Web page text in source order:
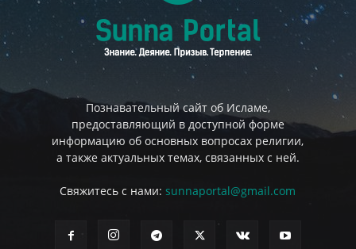
Познавательный сайт об Исламе,
предоставляющий в доступной форме
информацию об основных вопросах религии,
а также актуальных темах, связанных с ней.
Свяжитесь с нами: sunnaportal@gmail.com